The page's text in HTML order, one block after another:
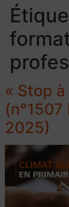
« Stop
2025)